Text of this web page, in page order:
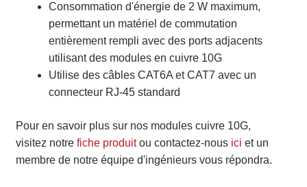
Consommation d'énergie de 2 W maximum,
permettant un matériel de commutation
entièrement rempli avec des ports adjacents
utilisant des modules en cuivre 10G
Utilise des câbles CAT6A et CAT7 avec un
connecteur RJ-45 standard
Pour en savoir plus sur nos modules cuivre 10G,
visitez notrefiche produitou contactez-nous ici et un
membre de notre équipe d'ingénieurs vous répondra.